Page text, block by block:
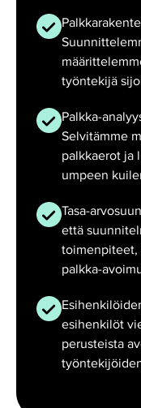
työntekijä
Palkka-
Selvitämme
palkkaerot ja
umpeen
Tasa-
että
toimenpiteet,
palkka-
esihenkilöt
perusteista